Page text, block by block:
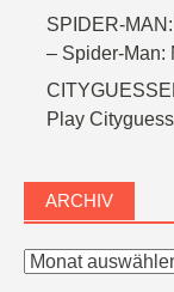
SPIDER-
– Spider-Man:
Play
ARCHIV
Archiv